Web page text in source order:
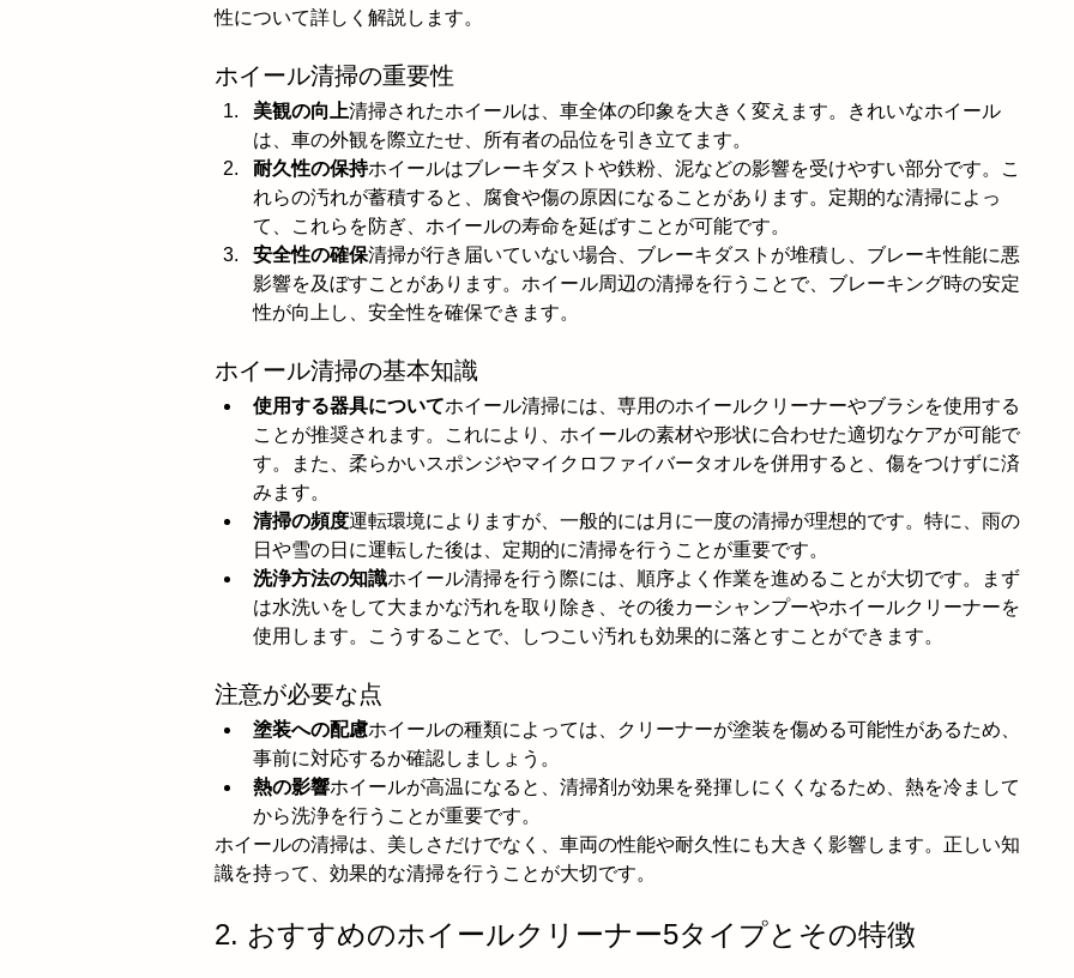
性について詳しく解説します。
ホイール清掃の重要性
美観の向上清掃されたホイールは、車全体の印象を大きく変えます。きれいなホイール
は、車の外観を際立たせ、所有者の品位を引き立てます。
耐久性の保持ホイールはブレーキダストや鉄粉、泥などの影響を受けやすい部分です。こ
れらの汚れが蓄積すると、腐食や傷の原因になることがあります。定期的な清掃によっ
て、これらを防ぎ、ホイールの寿命を延ばすことが可能です。
安全性の確保清掃が行き届いていない場合、ブレーキダストが堆積し、ブレーキ性能に悪
影響を及ぼすことがあります。ホイール周辺の清掃を行うことで、ブレーキング時の安定
性が向上し、安全性を確保できます。
ホイール清掃の基本知識
使用する器具についてホイール清掃には、専用のホイールクリーナーやブラシを使用する
ことが推奨されます。これにより、ホイールの素材や形状に合わせた適切なケアが可能で
す。また、柔らかいスポンジやマイクロファイバータオルを併用すると、傷をつけずに済
みます。
清掃の頻度運転環境によりますが、一般的には月に一度の清掃が理想的です。特に、雨の
日や雪の日に運転した後は、定期的に清掃を行うことが重要です。
洗浄方法の知識ホイール清掃を行う際には、順序よく作業を進めることが大切です。まず
は水洗いをして大まかな汚れを取り除き、その後カーシャンプーやホイールクリーナーを
使用します。こうすることで、しつこい汚れも効果的に落とすことができます。
注意が必要な点
塗装への配慮ホイールの種類によっては、クリーナーが塗装を傷める可能性があるため、
事前に対応するか確認しましょう。
熱の影響ホイールが高温になると、清掃剤が効果を発揮しにくくなるため、熱を冷まして
から洗浄を行うことが重要です。
ホイールの清掃は、美しさだけでなく、車両の性能や耐久性にも大きく影響します。正しい知
識を持って、効果的な清掃を行うことが大切です。
2. おすすめのホイールクリーナー5タイプとその特徴